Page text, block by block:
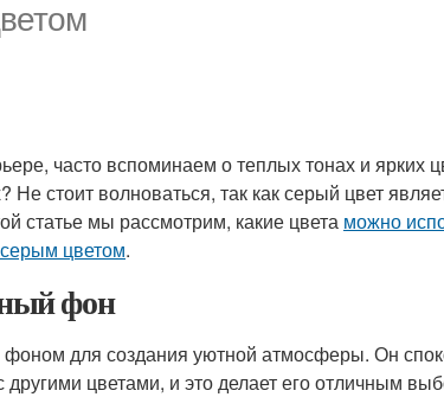
часто вспоминаем о теплых тонах и ярких
Не стоит волноваться, так как серый цвет
статье мы рассмотрим, какие цвета можно
цветом.
фон
для создания уютной атмосферы. Он
цветами, и это делает его отличным